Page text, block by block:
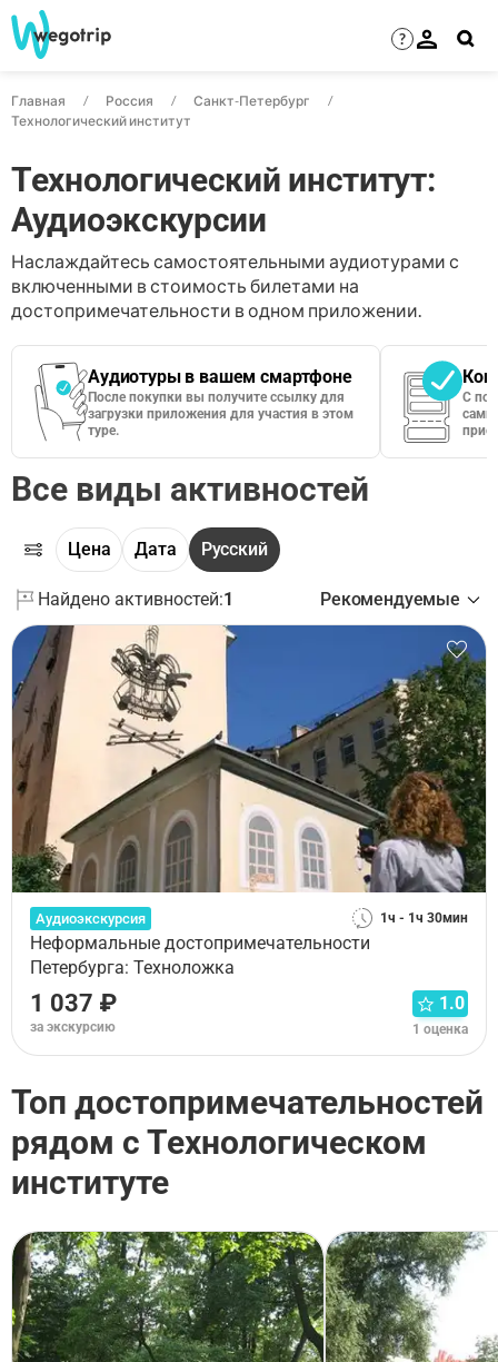
?
Главная Россия
Санкт-Петербург
Технологический институт
Технологический институт:
Аудиоэкскурсии
Наслаждайтесь самостоятельными аудиотурами с
включенными в стоимость билетами на
достопримечательности в одном приложении.
Аудиотуры в вашем смартфоне
После покупки вы получите ссылку для
загрузки приложения для участия в этом
туре.
С
сами
Все виды активностей
Цена Дата Русский
Найдено активностей:1 Рекомендуемые
Аудиоэкскурсия 1ч - 1ч 30мин
Неформальные достопримечательности
Петербурга: Техноложка
1 037 ₽
за экскурсию
1.0
1 оценка
Топ достопримечательностей
рядом с Технологическом
институте